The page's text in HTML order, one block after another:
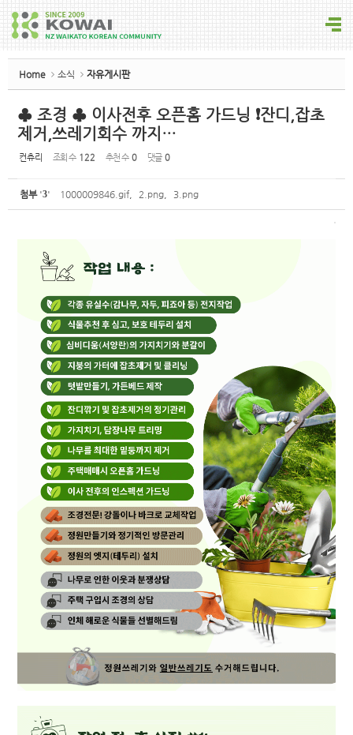
Home 소식 자유게시판
♣ 조경 ♣ 이사전후 오픈홈 가드닝 ❗잔디,잡초
제거,쓰레기회수 까지…
컨츄리 조회 수 122 추천 수 0 댓글 0
첨부 '3' 1000009846.gif 2.png 3.png
Sketchbook5, 스케치북5
Sketchbook5, 스케치북5